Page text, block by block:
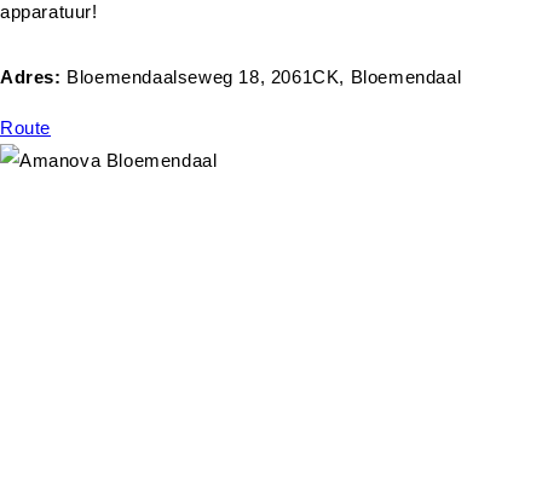
apparatuur!
Adres: Bloemendaalseweg 18, 2061CK, Bloemendaal
Route